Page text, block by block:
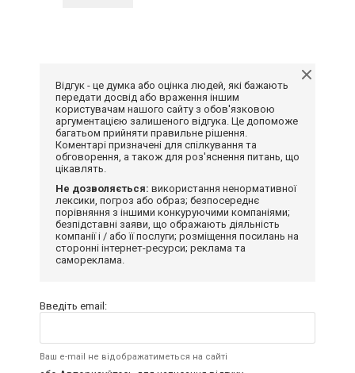
Відгук - це думка або оцінка людей, які бажають
передати досвід або враження іншим
користувачам нашого сайту з обов'язковою
аргументацією залишеного відгука. Це допоможе
багатьом прийняти правильне рішення.
Коментарі призначені для спілкування та
обговорення, а також для роз'яснення питань, що
цікавлять.
Не дозволяється: використання ненормативної
лексики, погроз або образ; безпосереднє
порівняння з іншими конкуруючими компаніями;
безпідставні заяви, що ображають діяльність
компанії і / або її послуги; розміщення посилань на
сторонні інтернет-ресурси; реклама та
самореклама.
Введіть email:
Ваш e-mail не відображатиметься на сайті